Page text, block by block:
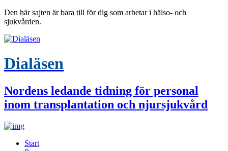
Den här sajten är bara till för dig som arbetar i hälso- och
sjukvården.
Dialäsen
Nordens ledande tidning för personal
inom transplantation och njursjukvård
Start